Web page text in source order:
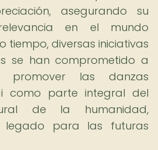
asegurando su
en el mundo
tiempo, diversas iniciativas
se han comprometido a
promover las danzas
como parte integral del
de la humanidad,
legado para las futuras